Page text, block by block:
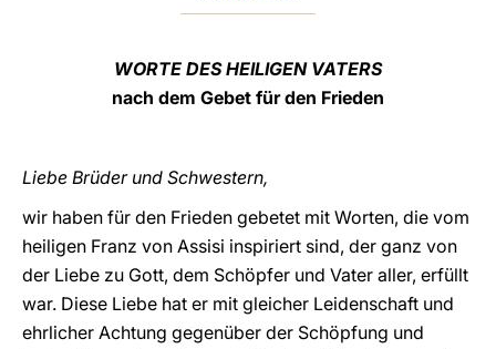
WORTE DES HEILIGEN VATERS
nach dem Gebet für den Frieden
Liebe Brüder und Schwestern,
wir haben für den Frieden gebetet mit Worten, die vom
heiligen Franz von Assisi inspiriert sind, der ganz von
der Liebe zu Gott, dem Schöpfer und Vater aller, erfüllt
war. Diese Liebe hat er mit gleicher Leidenschaft und
ehrlicher Achtung gegenüber der Schöpfung und